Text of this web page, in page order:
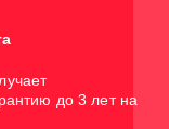
до 3 лет на